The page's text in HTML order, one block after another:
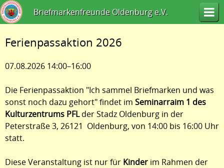
Briefmarkenfreunde Oldenburg e.V.
Ferienpassaktion 2026
07.08.2026 14:00–16:00
Die Ferienpassaktion "Ich sammel Briefmarken und was
sonst noch dazu gehort" findet im Seminarraim 1 des
Kulturzentrums PFLder Stadz Oldenburg in der
Peterstraße 3, 26121 Oldenburg, von 14:00 bis 16:00 Uhr
statt.
Diese Veranstaltung ist nur für Kinder im Rahmen der